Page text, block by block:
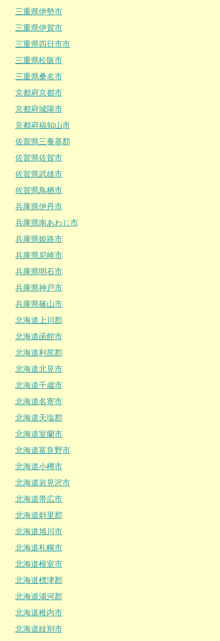
三重県伊勢市
三重県伊賀市
三重県四日市市
三重県松阪市
三重県桑名市
京都府京都市
京都府城陽市
京都府福知山市
佐賀県三養基郡
佐賀県佐賀市
佐賀県武雄市
佐賀県鳥栖市
兵庫県伊丹市
兵庫県南あわじ市
兵庫県姫路市
兵庫県尼崎市
兵庫県明石市
兵庫県神戸市
兵庫県篠山市
北海道上川郡
北海道函館市
北海道利尻郡
北海道北見市
北海道千歳市
北海道名寄市
北海道天塩郡
北海道室蘭市
北海道富良野市
北海道小樽市
北海道岩見沢市
北海道帯広市
北海道斜里郡
北海道旭川市
北海道札幌市
北海道根室市
北海道標津郡
北海道浦河郡
北海道稚内市
北海道紋別市